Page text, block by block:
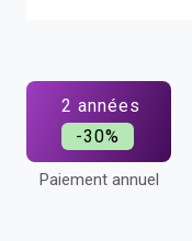
2 années
-30%
Paiement annuel